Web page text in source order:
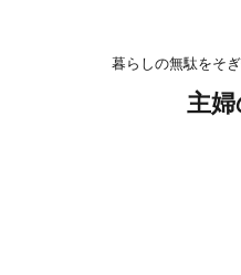
暮らしの無駄をそ
主